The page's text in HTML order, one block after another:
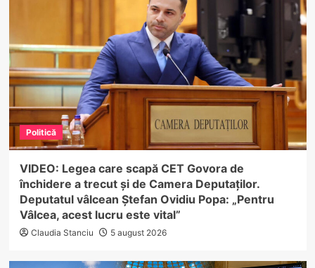
Politică
VIDEO: Legea care scapă CET Govora de
închidere a trecut și de Camera Deputaților.
Deputatul vâlcean Ștefan Ovidiu Popa: „Pentru
Vâlcea, acest lucru este vital”
Claudia Stanciu 5 august 2026